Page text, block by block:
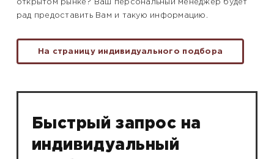
открытом рынке? Ваш персональный менеджер будет
рад предоставить Вам и такую информацию.
На страницу индивидуального подбора
Быстрый запрос на
индивидуальный